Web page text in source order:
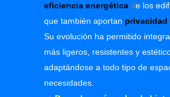
eficiencia energética de los
que también aportan privacidad
Su evolución ha permitido
más ligeros, resistentes y
adaptándose a todo tipo de
necesidades.